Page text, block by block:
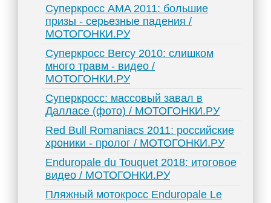
Суперкросс AMA 2011: большие
призы - серьезные падения /
МОТОГОНКИ.РУ
Суперкросс Bercy 2010: слишком
много травм - видео /
МОТОГОНКИ.РУ
Суперкросс: массовый завал в
Далласе (фото) / МОТОГОНКИ.РУ
Red Bull Romaniacs 2011: российские
хроники - пролог / МОТОГОНКИ.РУ
Enduropale du Touquet 2018: итоговое
видео / МОТОГОНКИ.РУ
Пляжный мотокросс Enduropale Le